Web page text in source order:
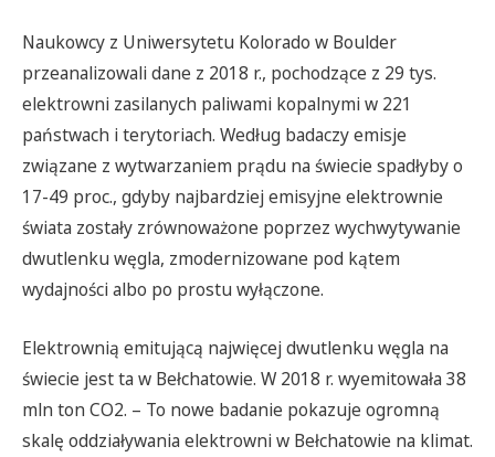
Naukowcy z Uniwersytetu Kolorado w Boulder
przeanalizowali dane z 2018 r., pochodzące z 29 tys.
elektrowni zasilanych paliwami kopalnymi w 221
państwach i terytoriach. Według badaczy emisje
związane z wytwarzaniem prądu na świecie spadłyby o
17-49 proc., gdyby najbardziej emisyjne elektrownie
świata zostały zrównoważone poprzez wychwytywanie
dwutlenku węgla, zmodernizowane pod kątem
wydajności albo po prostu wyłączone.
Elektrownią emitującą najwięcej dwutlenku węgla na
świecie jest ta w Bełchatowie. W 2018 r. wyemitowała 38
mln ton CO2. – To nowe badanie pokazuje ogromną
skalę oddziaływania elektrowni w Bełchatowie na klimat.